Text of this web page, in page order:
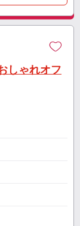
しゃれオフ